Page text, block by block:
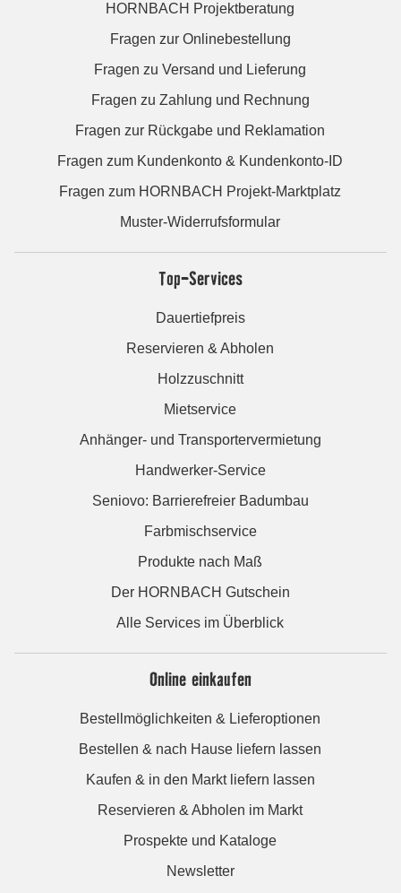
HORNBACH Projektberatung
Fragen zur Onlinebestellung
Fragen zu Versand und Lieferung
Fragen zu Zahlung und Rechnung
Fragen zur Rückgabe und Reklamation
Fragen zum Kundenkonto & Kundenkonto-ID
Fragen zum HORNBACH Projekt-Marktplatz
Muster-Widerrufsformular
Top-Services
Dauertiefpreis
Reservieren & Abholen
Holzzuschnitt
Mietservice
Anhänger- und Transportervermietung
Handwerker-Service
Seniovo: Barrierefreier Badumbau
Farbmischservice
Produkte nach Maß
Der HORNBACH Gutschein
Alle Services im Überblick
Online einkaufen
Bestellmöglichkeiten & Lieferoptionen
Bestellen & nach Hause liefern lassen
Kaufen & in den Markt liefern lassen
Reservieren & Abholen im Markt
Prospekte und Kataloge
Newsletter